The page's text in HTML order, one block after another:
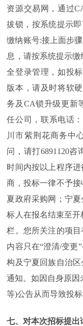
资源交易网，通过
拔锁，按系统提示
缴纳账号:接上面步
息，请按系统提示
全登录管理，如投
版本，请及时将软
务及CA锁升级更新
任公司，联系电话
川市紫荆花商务中
问，请打6891120咨
时间内按以上程序
商，投标一律不予
夏政府采购网；宁
标人在报名结束至
栏。您所关注的项
内容只在“澄清/变更
构及宁夏回族自治
通知。如因自身原
等)公告从而导致投
七、对本次招标提